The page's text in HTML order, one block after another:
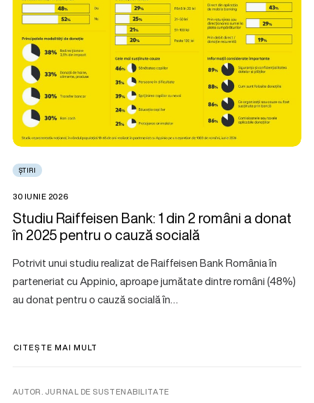
ȘTIRI
30 IUNIE 2026
Studiu Raiffeisen Bank: 1 din 2 români a donat
în 2025 pentru o cauză socială
Potrivit unui studiu realizat de Raiffeisen Bank România în
parteneriat cu Appinio, aproape jumătate dintre români (48%)
au donat pentru o cauză socială în…
CITEȘTE MAI MULT
AUTOR. JURNAL DE SUSTENABILITATE